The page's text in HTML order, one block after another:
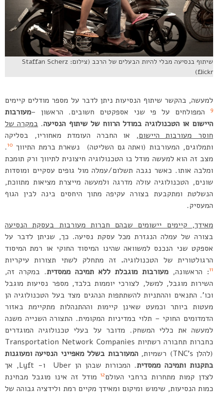
שיתוף בנסיעה מבלי להיות הבעלים של הרכב (צילום: Staffan Scherz
flickr)
למעשה, בהקשר שיתוף הנסיעות ניתן לדבר על מספר מודלים קיימים
9 המפולחים על פי שני אספקטים חשובים. הראשון –מעורבות
היישום או הטכנולוגיה במודל הרווח של שיתוף הנסיעה. במקרה של
חוסר מעורבות היישום, או החברה העומדת מאחוריו, בסליקה
ותמלוגים, המעורבות (ואתה גם השליטה) נשארת ברמת התיווך 10
.
מצב זה הוא למעשה מודל בו הטכנולוגיה חיצונית לתיווך ורק תומכת
ומלבה אותו. כאשר נגבה תשלום/עמלה מול גופים עסקיים ומוסדות
שונים, הטכנולוגיה עולה מדרגה ולמעשה מייצרת מציאות מתווכת,
הנשלטת ומתקבעת בצורה עקיפה מתוך היחסים בינה לבין הגוף
המעסיק.
מאידך, קיימים יישומים שבהם חברות מעורבות בעסקת הנסיעה
בצורה של עמלה הנגזרת מכל עסקת נסיעה. כך, שניתן לדבר על
אספקט שני הנכנס למשוואה שהינו המיסוד החוקי או רמת המיסוד
הרגולטורית של הטכנולוגיה. זה מתחלק לשתי תצורות עיקריות
11: הראשונה, מעורבות מוגבלת ללא תמיכה ממסדית. במקרה זה,
השירות מוגבל, למשל, לצורכי יוממות בלבד, מספר נסיעות מוגבל
וכו’. התנאים וההתניות להשתתפות הנהגים מצד בעל הטכנולוגיה הן
מעטות ביותר וכמעט שאינן קיימות וההתנהלות מתקיימת באזור
הדמדומים החוקי – תלוי במדיניות המקומית. התצורה השנייה משנה
למעשה את כללי המשחק. מדובר על בעלי טכנולוגיה המוגדרים
כחברות תחבורה רשתיות Transportation Network Companies
(להלן TNC’s) רשמיות,
המעורבות בשלל מאפייני הנסיעה ומעוגנות
בתקנות ותמיכה ממסדית
. המכורות שבהן הן Uber ו- Lyft, אך
לצדן קמות מתחרות ברחבי העולם12מודל זה אינו מוגבל מבחינת
כמות הנסיעות, שימוש ומיקום ומאידך מקיים רמת ולידציה גבוהה של